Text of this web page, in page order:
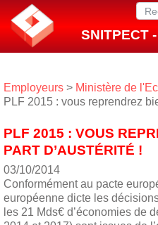
SNITPECT
Employeurs > Ministère de
PLF 2015 : vous reprendrez
PLF 2015 : VOUS
PART D’AUSTÉRITÉ !
03/10/2014
Conformément au pacte
européenne dicte les
les 21 Mds€ d’économies de